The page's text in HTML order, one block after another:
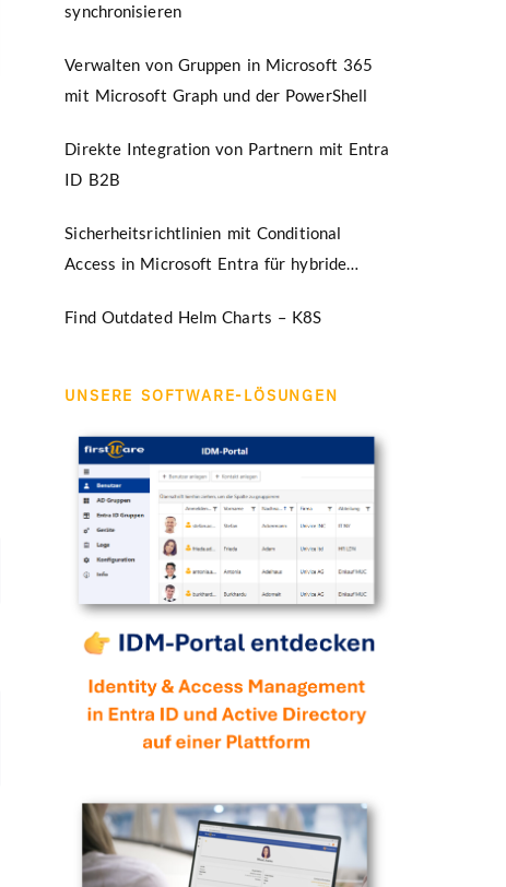
synchronisieren
Verwalten von Gruppen in Microsoft 365
mit Microsoft Graph und der PowerShell
Direkte Integration von Partnern mit Entra
ID B2B
Sicherheitsrichtlinien mit Conditional
Access in Microsoft Entra für hybride
Find Outdated Helm Charts – K8S
UNSERE SOFTWARE-LÖSUNGEN